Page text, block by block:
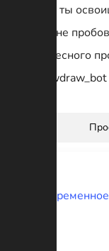
Здесь ты
этого не
интересного